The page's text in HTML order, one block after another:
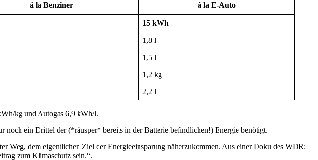
á la Benziner á la E-Auto
15 kWh
1,8 l
1,5 l
1,2 kg
2,2 l
kg und Autogas 6,9 kWh/l.
noch ein Drittel der (*räusper* bereits in der Batterie befindlichen!) Energie benötigt.
Weg, dem eigentlichen Ziel der Energieeinsparung näherzukommen. Aus einer Doku des WDR:
zum Klimaschutz sein.“.